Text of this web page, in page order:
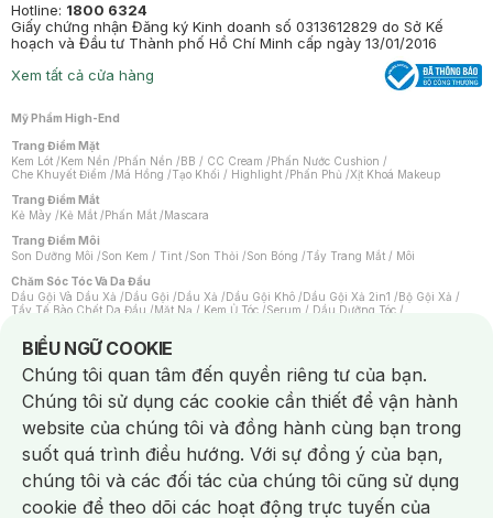
Hotline: 1800 6324
Giấy chứng nhận Đăng ký Kinh doanh số 0313612829 do Sở Kế
hoạch và Đầu tư Thành phố Hồ Chí Minh cấp ngày 13/01/2016
Xem tất cả cửa hàng
Mỹ Phẩm High-End
Trang Điểm Mặt
Kem Lót /Kem Nền /Phấn Nền /BB / CC Cream /Phấn Nước Cushion /
Che Khuyết Điểm /Má Hồng /Tạo Khối / Highlight /Phấn Phủ /Xịt Khoá Makeup
Trang Điểm Mắt
Kẻ Mày /Kẻ Mắt /Phấn Mắt /Mascara
Trang Điểm Môi
Son Dưỡng Môi /Son Kem / Tint /Son Thỏi /Son Bóng /Tẩy Trang Mắt / Môi
Chăm Sóc Tóc Và Da Đầu
Dầu Gội Và Dầu Xả /Dầu Gội /Dầu Xả /Dầu Gội Khô /Dầu Gội Xả 2in1 /Bộ Gội Xả /
Tẩy Tế Bào Chết Da Đầu /Mặt Nạ / Kem Ủ Tóc /Serum / Dầu Dưỡng Tóc /
Máy Sấy Tóc
Lược
Kem Tẩy Lông/Dụng Cụ Tẩy Lông
Nước Hoa
Nước Hoa Nam Nước Hoa Cao Cấp Xịt Thơm Toàn Thân
Nước Hoa Vùng Kín
Chăm Sóc Cá Nhân
Chống Muỗi
Khẩu Trang Máy Massage Mặt Nạ Xông Hơi/Nước Rửa Tay
Sản Phẩm Chăm Sóc Khác/ Bàn Chải Đánh Răng /Bàn Chải Điện/
Hỗ Trợ Trắng Răng / Kem Đánh Răng Máy Tăm Nước Nước Súc Miệng
Tăm / Chỉ Nha Khoa /Xịt Thơm Miệng / Dung Dịch Vệ Sinh/Dưỡng Vùng Kín/
BIỂU NGỮ COOKIE
Notice about cookies usage
Chúng tôi quan tâm đến quyền riêng tư của bạn.
Chúng tôi sử dụng các cookie cần thiết để vận hành
website của chúng tôi và đồng hành cùng bạn trong
suốt quá trình điều hướng. Với sự đồng ý của bạn,
chúng tôi và các đối tác của chúng tôi cũng sử dụng
cookie để theo dõi các hoạt động trực tuyến của